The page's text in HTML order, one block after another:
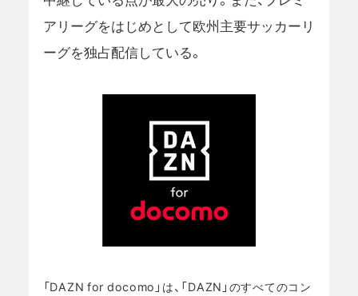
アリーグをはじめとして欧州主要サッカーリ
ーグを独占配信している。
「DAZN for docomo」は、「DAZN」のすべてのコン